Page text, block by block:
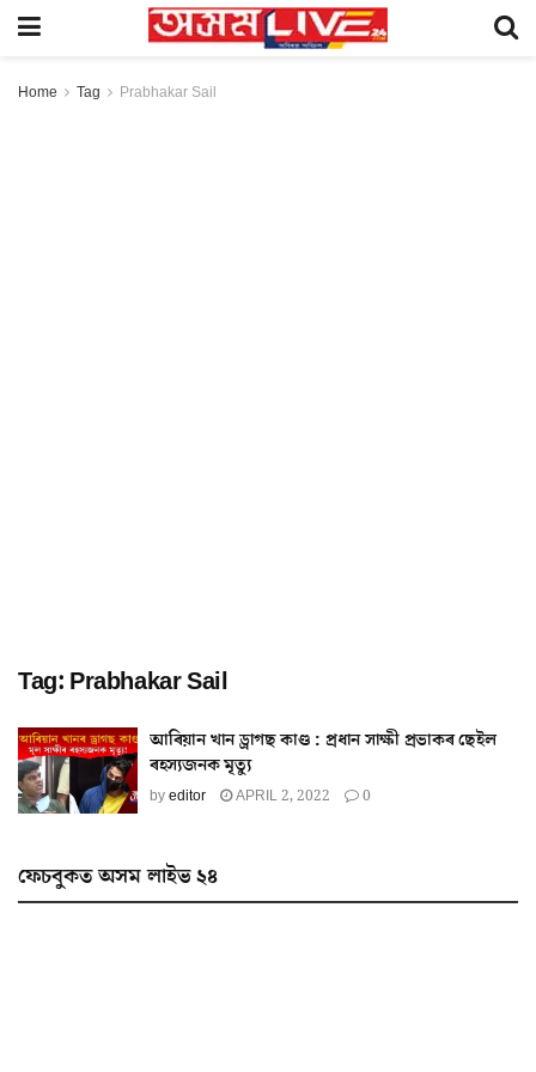
Home Tag Prabhakar Sail
Tag: Prabhakar Sail
আৰিয়ান খান ড্ৰাগছ কাণ্ড : প্ৰধান সাক্ষী প্ৰভাকৰ ছেইল
ৰহস্যজনক মৃত্যু
byeditor APRIL 2, 2022 0
ফেচবুকত অসম লাইভ ২৪